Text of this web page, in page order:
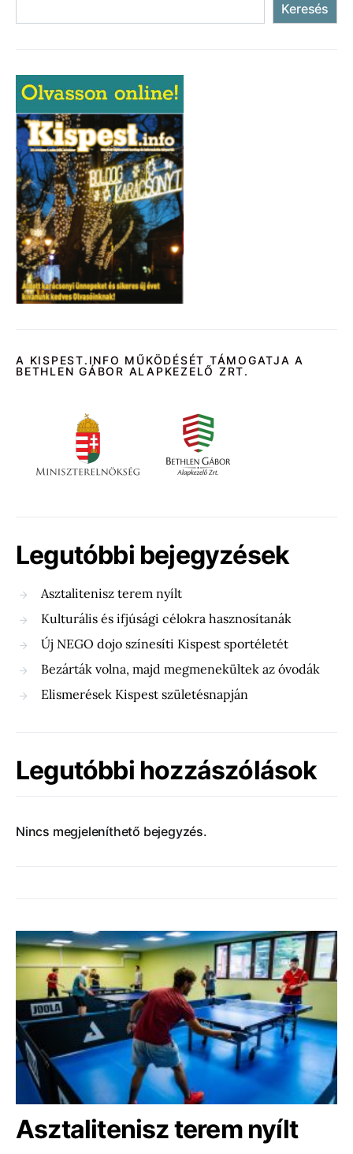
Keresés
A KISPEST.INFO MŰKÖDÉSÉT TÁMOGATJA A
BETHLEN GÁBOR ALAPKEZELŐ ZRT.
Legutóbbi bejegyzések
Asztalitenisz terem nyílt
Kulturális és ifjúsági célokra hasznosítanák
Új NEGO dojo színesíti Kispest sportéletét
Bezárták volna, majd megmenekültek az óvodák
Elismerések Kispest születésnapján
Legutóbbi hozzászólások
Nincs megjeleníthető bejegyzés.
Asztalitenisz terem nyílt